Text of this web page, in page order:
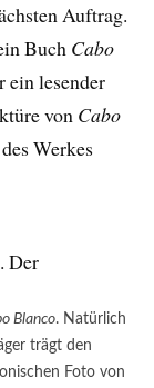
Auftrag.
Buch Cabo
ein lesender
von Cabo
Werkes
Blanco. Natürlich
trägt den
Foto von